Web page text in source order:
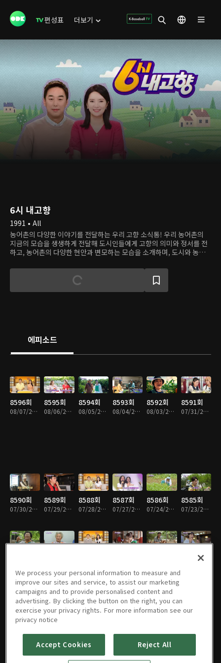
편성표 더보기
6시 내고향
1991 • All
농어촌의 다양한 이야기를 전달하는 우리 고향 소식통! 우리 농어촌의
지금의 모습을 생생하게 전달해 도시인들에게 고향의 의미와 정서를 전
하고, 농어촌의 다양한 현안과 변모하는 모습을 소개하며, 도시와 농어
에피소드
8596회
08/07/2026 • 59분
8595회
08/06/2026 • 59분
8594회
08/05/2026 • 58분
8593회
08/04/2026 • 58분
8592회
08/03/2026 • 59분
8591회
07/31/2026 • 58분
8590회
07/30/2026 • 59분
8589회
07/29/2026 • 58분
8588회
07/28/2026 • 59분
8587회
07/27/2026 • 59분
8586회
07/24/2026 • 59분
8585회
07/23/2026 • 59분
8579회
8578회
07/14/2026 • 58분
8577회 8576회 8575회 8574회 8573회
We process your personal information to measure and
improve our sites and service, to assist our marketing
campaigns and to provide personalised content and
advertising. By clicking the button on the right, you can
exercise your privacy rights. For more information see our
privacy notice
Accept Cookies Reject All